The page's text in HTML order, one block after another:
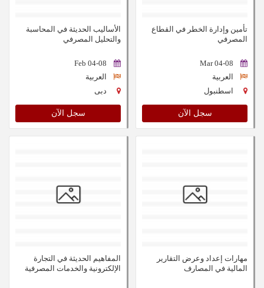
تأمين وإدارة الخطر في القطاع
المصرفي
04-08 Mar
العربية
اسطنبول
سجل الآن
الأساليب الحديثة في المحاسبة
والتحليل المصرفي
04-08 Feb
العربية
دبى
سجل الآن
مهارات إعداد وعرض التقارير
المالية في المصارف
المفاهيم الحديثة في التجارة
الإلكترونية والخدمات المصرفية